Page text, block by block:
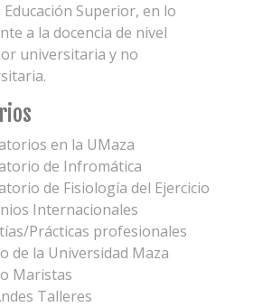
Educación Superior, en lo
a la docencia de nivel
universitaria y no
en la UMaza
de Infromática
de Fisiología del Ejercicio
Internacionales
Prácticas profesionales
de la Universidad Maza
Maristas
Talleres